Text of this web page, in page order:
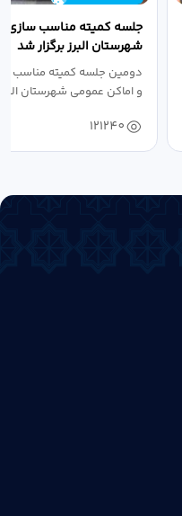
جلسه کمیته مناسب سازی
شهرستان البرز برگزار شد
دومین جلسه کمیته مناسب
و اماکن عمومی شهرستان
121240